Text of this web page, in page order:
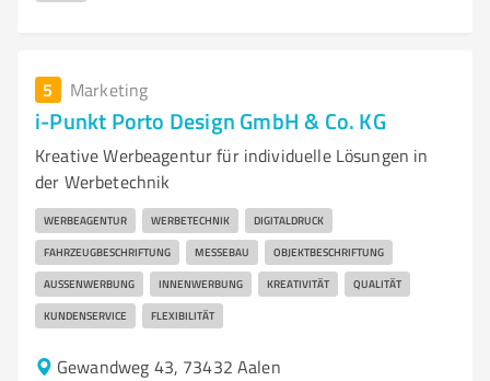
5 Marketing
i-Punkt Porto Design GmbH & Co. KG
Kreative Werbeagentur für individuelle Lösungen in
der Werbetechnik
WERBEAGENTUR WERBETECHNIK DIGITALDRUCK
FAHRZEUGBESCHRIFTUNG MESSEBAU OBJEKTBESCHRIFTUNG
AUSSENWERBUNG INNENWERBUNG KREATIVITÄT QUALITÄT
KUNDENSERVICE FLEXIBILITÄT
Gewandweg 43, 73432 Aalen